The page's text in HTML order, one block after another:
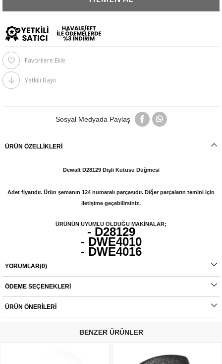
Favorilere Ekle
Yetkili Bayii
Sosyal Medyada Paylaş
ÜRÜN ÖZELLIKLERI
Dewalt D28129 Dişli Kutusu Düğmesi
Adet fiyatıdır. Ürün şemanın 124 numaralı parçasıdır. Diğer parçaların temini için
iletişime geçebilirsiniz.
ÜRÜNÜN UYUMLU OLDUĞU MAKİNALAR;
- D28129
- DWE4010
- DWE4016
Orijinal yedek parçalarda garanti durumu; yetkili servislerin haricinde yapılan
montajlarda ürünlerin iade veya değişim süreçleri bulunmamaktadır. Yedek
parçalar tamamı orijinal olup, fabrikadan çıkmadan kontrol edilmektedir. Yetkili
servis haricinde yapılan montajlardan kaynaklı sorunlar tamamen müşteriye aittir.
Ürünlerin değişim süreçlerindeki kargo bedelleri müşteriye aittir.
YORUMLAR(0)
ÖDEME SEÇENEKLERI
ÜRÜN ÖNERILERI
BENZER ÜRÜNLER